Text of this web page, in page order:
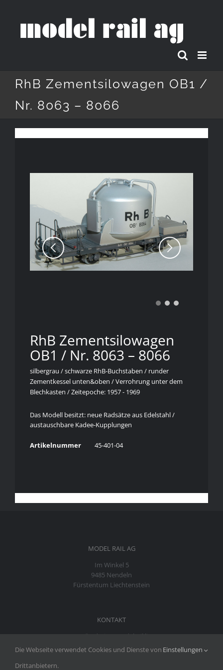
RhB Zementsilowagen OB1 /
Nr. 8063 – 8066
RhB Zementsilowagen
OB1 / Nr. 8063 – 8066
silbergrau / schwarze RhB-Buchstaben / runder
Zementkessel unten&oben / Verrohrung unter dem
Blechkasten / Zeitepoche: 1957 - 1969
Das Modell besitzt: neue Radsätze aus Edelstahl /
austauschbare Kadee-Kupplungen
Artikelnummer 45-401-04
MODEL RAIL AG
Im Winkel 5
9485 Nendeln
Fürstentum Liechtenstein
KONTAKT
Mail:
admin@modelrail.li
Telefon: +423 373 21 39
Die Webseite verwendet Cookies und Dienste von
Drittanbietern.
Einstellungen